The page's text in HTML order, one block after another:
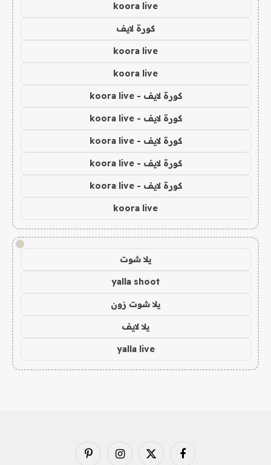
koora live
كورة لايف
koora live
koora live
كورة لايف - koora live
كورة لايف - koora live
كورة لايف - koora live
كورة لايف - koora live
كورة لايف - koora live
koora live
!
يلا شوت
yalla shoot
يلا شوت زون
يلا لايف
yalla live
فيسبوك X الانستغرامبينتيريست